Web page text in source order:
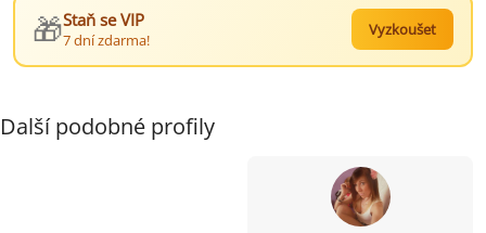
🎁Staň se VIP
7 dní zdarma!
Vyzkoušet
Další podobné profily